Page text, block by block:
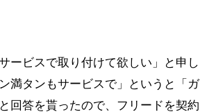
ービスで取り付けて欲しい」と申し
満タンもサービスで」というと「ガ
回答を貰ったので、フリードを契約